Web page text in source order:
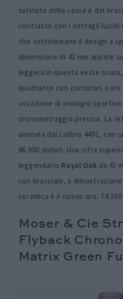
satinate della cassa e del
contrasto con i dettagli lucidi
che sottolineano il design a
dimensione di 42 mm appare
leggera in questa veste
quadrante con contatori a ore
vocazione di orologio
cronometraggio precisa. La
animata dal calibro 4401, con
86.900 dollari. Una cifra
leggendario Royal Oak da 41
con bracciale, a
ceramica è il nuovo oro.
Moser & Cie
Flyback
Matrix Green